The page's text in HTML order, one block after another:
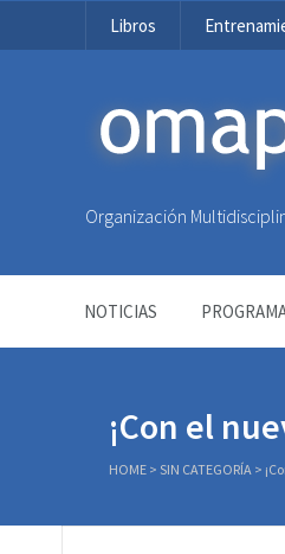
Libros
OMAPA
Organización
NOTICIAS
¡Con el
HOME > SIN CATEGORÍA >